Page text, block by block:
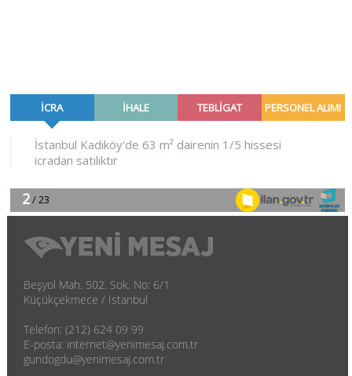
Beşyol Mah. 502. Sok. No: 6/1
Küçükçekmece / İstanbul
Telefon: (212) 624 09 99
E-posta: internet@yenimesaj.com.tr
gundogdu@yenimesaj.com.tr